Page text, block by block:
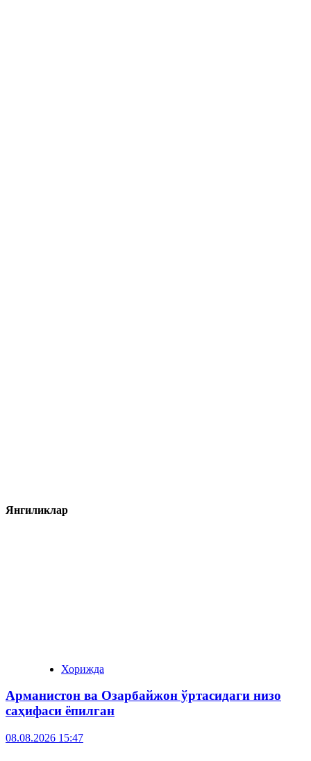
Янгиликлар
Хорижда
Арманистон ва Озарбайжон ўртасидаги низо
саҳифаси ёпилган
08.08.2026 15:47